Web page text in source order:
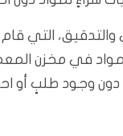
والتدقيق،
وجود طلبٍ أو